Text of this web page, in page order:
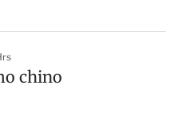
chino